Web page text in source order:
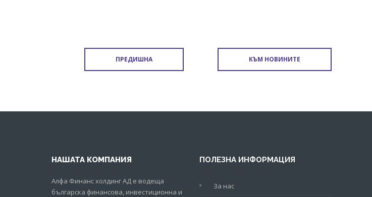
ПРЕДИШНА КЪМ НОВИНИТЕ
НАШАТА КОМПАНИЯ
Алфа Финанс холдинг АД е водеща
българска финансова, инвестиционна и
ПОЛЕЗНА ИНФОРМАЦИЯ
За нас